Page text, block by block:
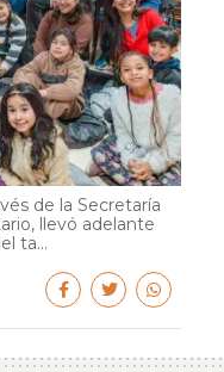
de la Secretaría
llevó adelante
ta...